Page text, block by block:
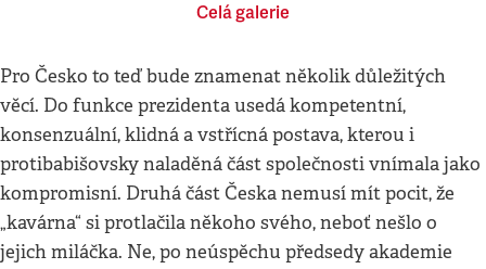
Celá galerie
Pro Česko to teď bude znamenat několik důležitých
věcí. Do funkce prezidenta usedá kompetentní,
konsenzuální, klidná a vstřícná postava, kterou i
protibabišovsky naladěná část společnosti vnímala jako
kompromisní. Druhá část Česka nemusí mít pocit, že
„kavárna“ si protlačila někoho svého, neboť nešlo o
jejich miláčka. Ne, po neúspěchu předsedy akademie